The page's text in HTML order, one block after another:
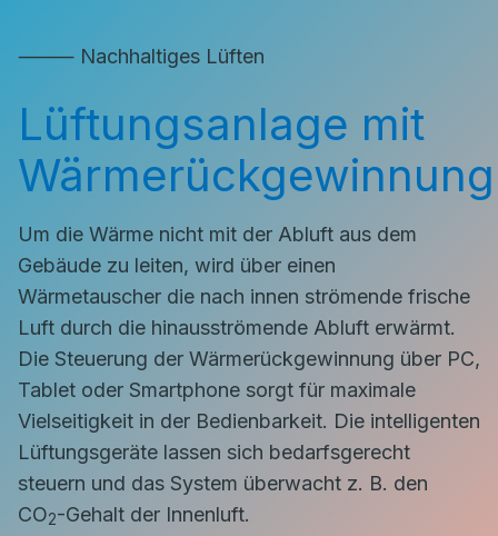
⸻ Nachhaltiges Lüften
Lüftungsanlage mit
Wärmerückgewinnung
Um die Wärme nicht mit der Abluft aus dem
Gebäude zu leiten, wird über einen
Wärmetauscher die nach innen strömende frische
Luft durch die hinausströmende Abluft erwärmt.
Die Steuerung der Wärmerückgewinnung über PC,
Tablet oder Smartphone sorgt für maximale
Vielseitigkeit in der Bedienbarkeit. Die intelligenten
Lüftungsgeräte lassen sich bedarfsgerecht
steuern und das System überwacht z. B. den
CO2-Gehalt der Innenluft.